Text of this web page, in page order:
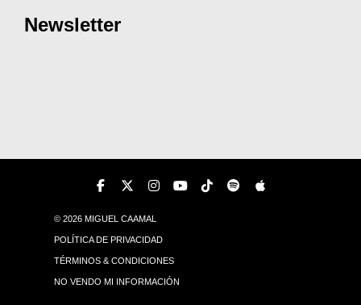
Newsletter
© 2026 MIGUEL CAAMAL
POLÍTICA DE PRIVACIDAD
TÉRMINOS & CONDICIONES
NO VENDO MI INFORMACIÓN